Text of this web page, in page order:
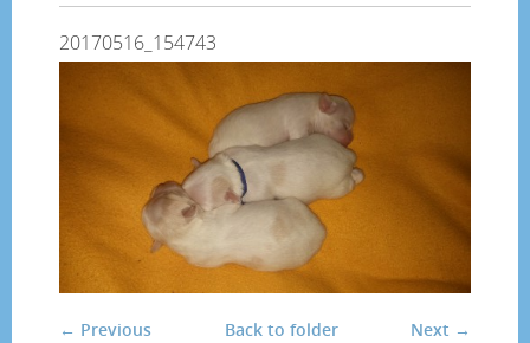
20170516_154743
← Previous Next →
Back to folder